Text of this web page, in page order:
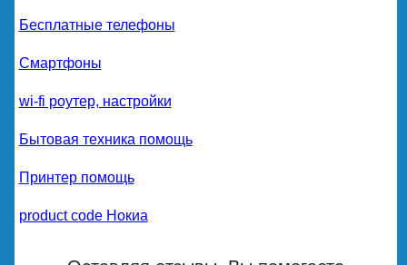
Бесплатные телефоны
Смартфоны
wi-fi роутер, настройки
Бытовая техника помощь
Принтер помощь
product code Нокиа